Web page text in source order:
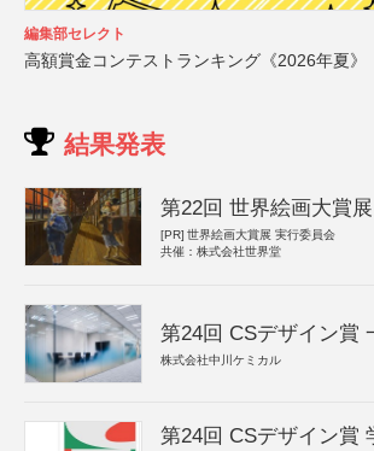
編集部セレクト
高額賞金コンテストランキング《2026年夏》
結果発表
第22回 世界絵画大賞
[PR] 世界絵画大賞展 実行委員会
共催：株式会社世界堂
第24回 CSデザイン賞
株式会社中川ケミカル
第24回 CSデザイン賞